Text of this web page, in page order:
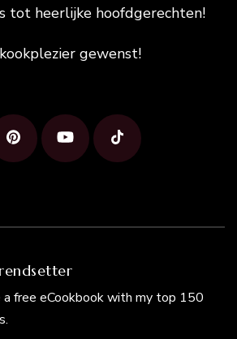
tot heerlijke hoofdgerechten!
gewenst!
a free eCookbook with my top 150